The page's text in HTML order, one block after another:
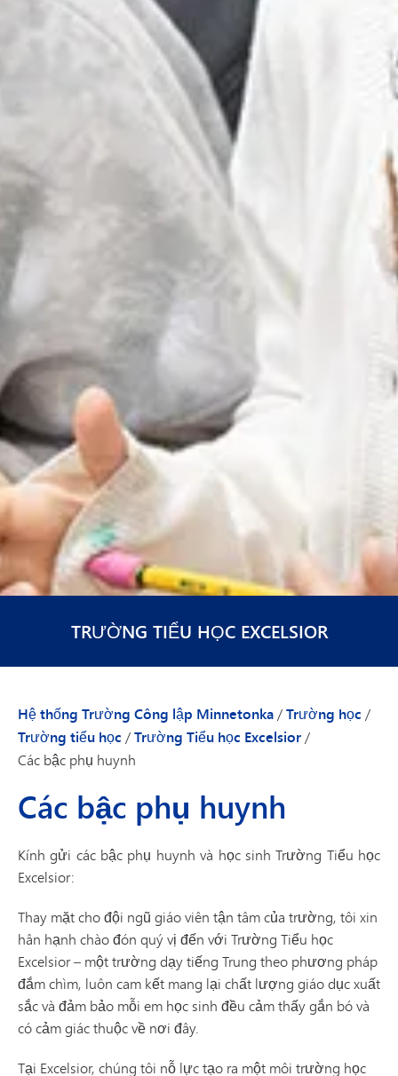
TRƯỜNG TIỂU HỌC EXCELSIOR
Hệ thống Trường Công lập Minnetonka/Trường học /
Trường tiểu học /Trường Tiểu học Excelsior/
Các bậc phụ huynh
Các bậc phụ huynh
Kính gửi các bậc phụ huynh và học sinh Trường Tiểu học
Excelsior:
Thay mặt cho đội ngũ giáo viên tận tâm của trường, tôi xin
hân hạnh chào đón quý vị đến với Trường Tiểu học
Excelsior – một trường dạy tiếng Trung theo phương pháp
đắm chìm, luôn cam kết mang lại chất lượng giáo dục xuất
sắc và đảm bảo mỗi em học sinh đều cảm thấy gắn bó và
có cảm giác thuộc về nơi đây.
Tại Excelsior, chúng tôi nỗ lực tạo ra một môi trường học